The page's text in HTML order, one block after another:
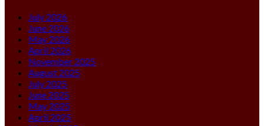
July 2026
June 2026
May 2026
April 2026
November 2025
August 2025
July 2025
June 2025
May 2025
April 2025